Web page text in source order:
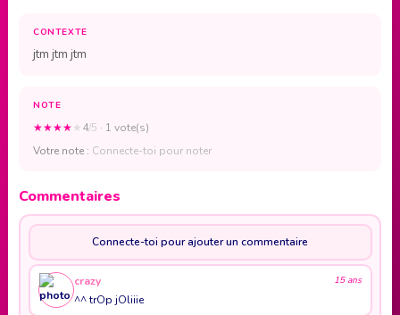
CONTEXTE
jtm jtm jtm
NOTE
★★★★★4/5 · 1 vote(s)
Votre note : Connecte-toi pour noter
Commentaires
Connecte-toi pour ajouter un commentaire
crazy 15 ans
^^ trOp jOliiie